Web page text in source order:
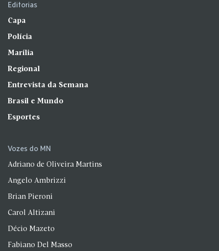
Editorias
Capa
Polícia
Marília
Regional
Entrevista da Semana
Brasil e Mundo
Esportes
Vozes do MN
Adriano de Oliveira Martins
Angelo Ambrizzi
Brian Pieroni
Carol Altizani
Décio Mazeto
Fabiano Del Masso